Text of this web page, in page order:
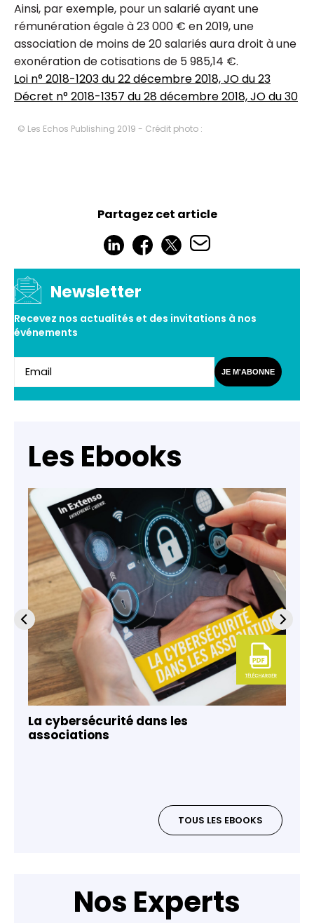
Ainsi, par exemple, pour un salarié ayant une
rémunération égale à 23 000 € en 2019, une
association de moins de 20 salariés aura droit à une
exonération de cotisations de 5 985,14 €.
Loi n° 2018-1203 du 22 décembre 2018, JO du 23
Décret n° 2018-1357 du 28 décembre 2018, JO du 30
© Les Echos Publishing 2019 - Crédit photo :
Partagez cet article
Newsletter
Recevez nos actualités et des invitations à nos
événements
JE M'ABONNE
Les Ebooks
La cybersécurité dans les
associations
TOUS LES EBOOKS
Nos Experts